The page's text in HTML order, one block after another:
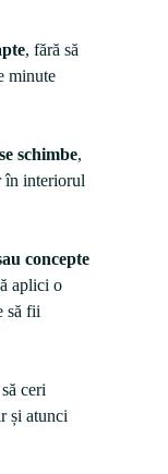
, fără să
minute
schimbe,
în interiorul
concepte
aplici o
să fii
ceri
și atunci